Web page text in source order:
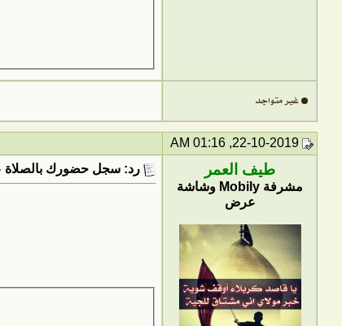
طيف العمر
مشرفة Mobily وشاشة
عرض
رد: سجل حضورك بالصلاة